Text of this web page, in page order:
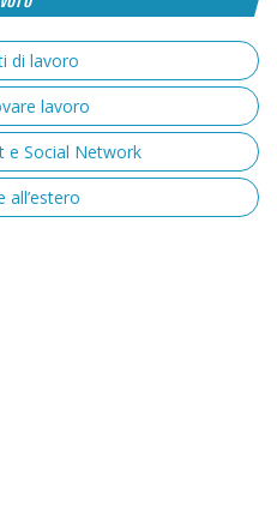
di lavoro
lavoro
e Social Network
all’estero